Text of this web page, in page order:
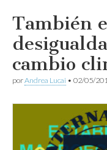
También
cambio
porAndrea Lucai • 02/05/